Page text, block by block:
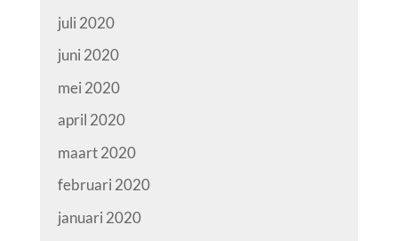
juli 2020
juni 2020
mei 2020
april 2020
maart 2020
februari 2020
januari 2020